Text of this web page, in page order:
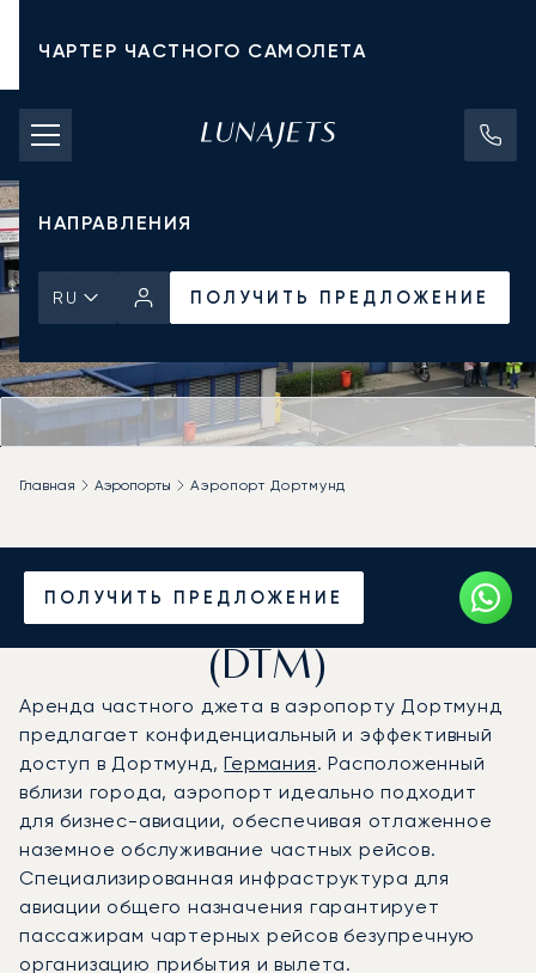
ЧАРТЕР ЧАСТНОГО САМОЛЕТА
СТОИМОСТЬ ЧАРТЕРА
ЧАСТНЫЕ САМОЛЕТЫ
НАПРАВЛЕНИЯ
RU ПОЛУЧИТЬ ПРЕДЛОЖЕНИЕ
ПОЛУЧИТЬ ПРЕДЛОЖЕНИЕ
Главная Аэропорты Аэропорт Дортмунд
Частный джет в
аэропорт Дортмунд
(DTM)
Аренда частного джета в аэропорту Дортмунд
предлагает конфиденциальный и эффективный
доступ в Дортмунд,Германия. Расположенный
вблизи города, аэропорт идеально подходит
для бизнес-авиации, обеспечивая отлаженное
наземное обслуживание частных рейсов.
Специализированная инфраструктура для
авиации общего назначения гарантирует
пассажирам чартерных рейсов безупречную
организацию прибытия и вылета.